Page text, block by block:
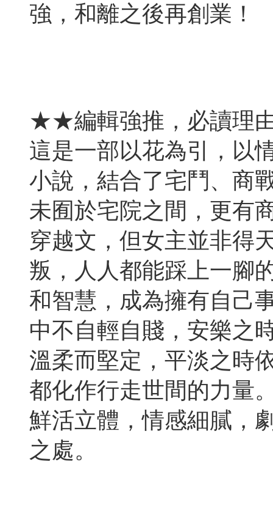
強，和離之後再創業！
★★編輯強推，必讀
這是一部以花為引，以
小說，結合了宅鬥、商
未囿於宅院之間，更有
穿越文，但女主並非得
叛，人人都能踩上一腳
和智慧，成為擁有自己
中不自輕自賤，安樂之
溫柔而堅定，平淡之時
都化作行走世間的力量
鮮活立體，情感細膩，
之處。